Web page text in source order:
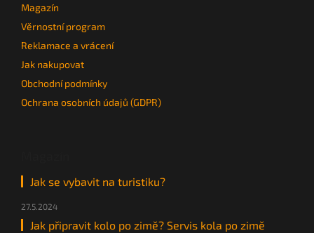
Magazín
Věrnostní program
Reklamace a vrácení
Jak nakupovat
Obchodní podmínky
Ochrana osobních údajů (GDPR)
Jak se vybavit na turistiku?
27.5.2024
Jak připravit kolo po zimě? Servis kola po zimě